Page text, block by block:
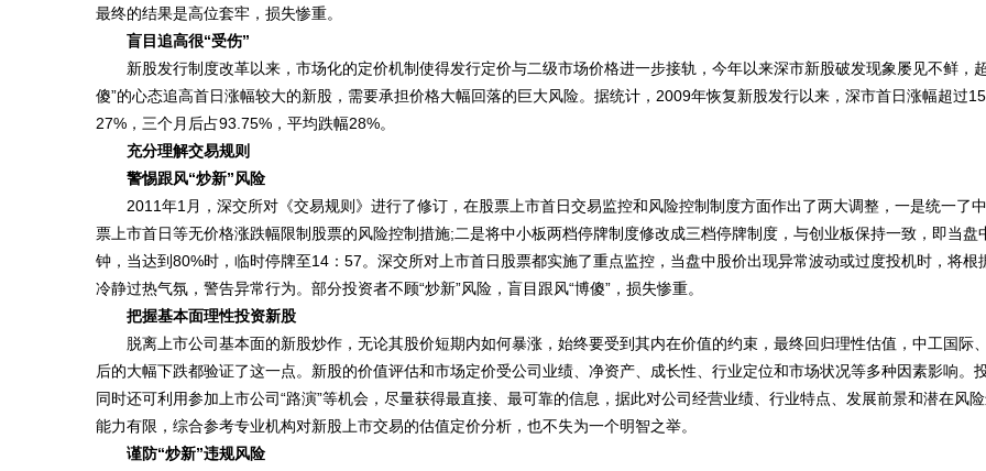
最终的结果是高位套牢，损失惨重。
盲目追高很“受伤”
新股发行制度改革以来，市场化的定价机制使得发行定价与二级市场价格进一步接轨，今年以来深市新股破发现象屡见不鲜，
傻”的心态追高首日涨幅较大的新股，需要承担价格大幅回落的巨大风险。据统计，2009年恢复新股发行以来，深市首日涨幅超过
27%，三个月后占93.75%，平均跌幅28%。
充分理解交易规则
警惕跟风“炒新”风险
2011年1月，深交所对《交易规则》进行了修订，在股票上市首日交易监控和风险控制制度方面作出了两大调整，一是统一了
票上市首日等无价格涨跌幅限制股票的风险控制措施;二是将中小板两档停牌制度修改成三档停牌制度，与创业板保持一致，即当
钟，当达到80%时，临时停牌至14：57。深交所对上市首日股票都实施了重点监控，当盘中股价出现异常波动或过度投机时，将
冷静过热气氛，警告异常行为。部分投资者不顾“炒新”风险，盲目跟风“博傻”，损失惨重。
把握基本面理性投资新股
脱离上市公司基本面的新股炒作，无论其股价短期内如何暴涨，始终要受到其内在价值的约束，最终回归理性估值，中工国际
后的大幅下跌都验证了这一点。新股的价值评估和市场定价受公司业绩、净资产、成长性、行业定位和市场状况等多种因素影响
同时还可利用参加上市公司“路演”等机会，尽量获得最直接、最可靠的信息，据此对公司经营业绩、行业特点、发展前景和潜在风
能力有限，综合参考专业机构对新股上市交易的估值定价分析，也不失为一个明智之举。
谨防“炒新”违规风险